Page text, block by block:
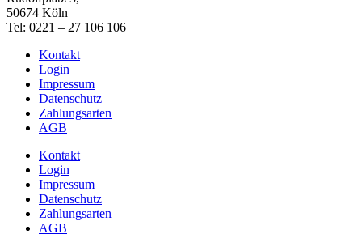
50674 Köln
Tel: 0221 – 27 106 106
Kontakt
Login
Impressum
Datenschutz
Zahlungsarten
AGB
Kontakt
Login
Impressum
Datenschutz
Zahlungsarten
AGB